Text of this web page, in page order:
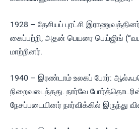
1928 – தேசியப் புரட்சி
கைப்பற்றி, அதன் பெயரை பெய்ஜிங்
மாற்றினர்.
1940 – இரண்டாம் உலகப் போர்:
நிறைவடைந்தது. நார்வே
நேசப்படையினர் நார்விக்கில் இருந்து